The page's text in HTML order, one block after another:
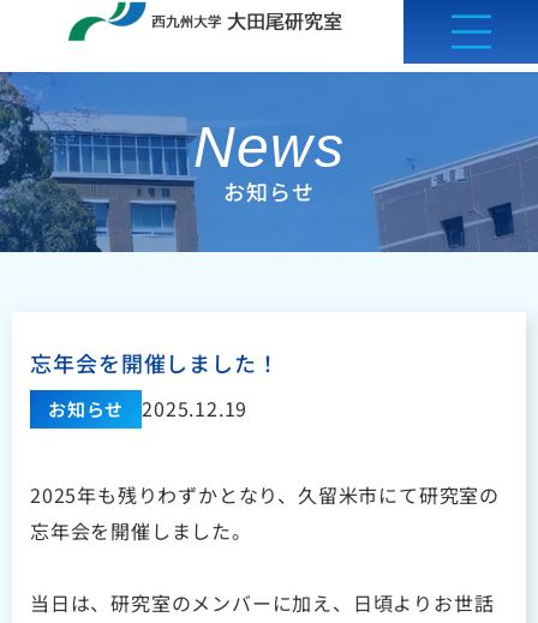
を
ス
キ
ッ
プ
News
お知らせ
忘年会を開催しました！
お知らせ 2025.12.19
2025年も残りわずかとなり、久留米市にて研究室の
忘年会を開催しました。
当日は、研究室のメンバーに加え、日頃よりお世話